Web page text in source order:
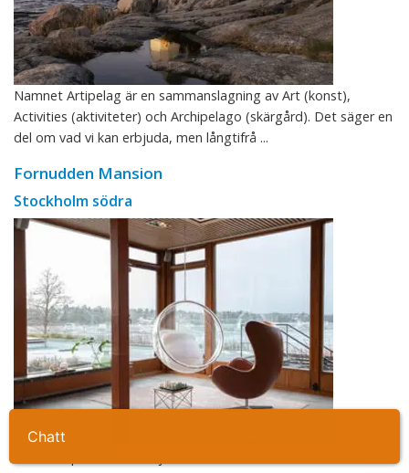
Ta kontakt
Namnet Artipelag är en sammanslagning av Art (konst),
Activities (aktiviteter) och Archipelago (skärgård). Det säger en
del om vad vi kan erbjuda, men långtifrå ...
Fornudden Mansion
Stockholm södra